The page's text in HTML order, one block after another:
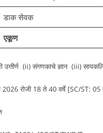
डाक सेवक
एकूण
उत्तीर्ण (ii) संगणकाचे ज्ञान (iii)
2026 रोजी 18 ते 40 वर्षे [SC/ST: